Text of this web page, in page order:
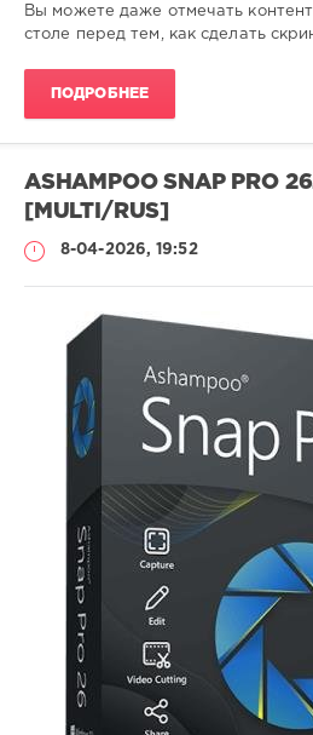
Вы можете даже отмечать
столе перед тем, как сделать
ПОДРОБНЕЕ
ASHAMPOO SNAP PRO
[MULTI/RUS]
8-04-2026, 19:52
Софт
SamDel
52
захват
,
запись,
видео
экрана